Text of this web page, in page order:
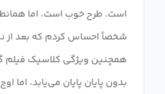
است. طرح خوب است، اما
شخصاً احساس کردم که بعد از
همچنین ویژگی کلاسیک فیلم
بدون پایان پایان می‌یابد، اما